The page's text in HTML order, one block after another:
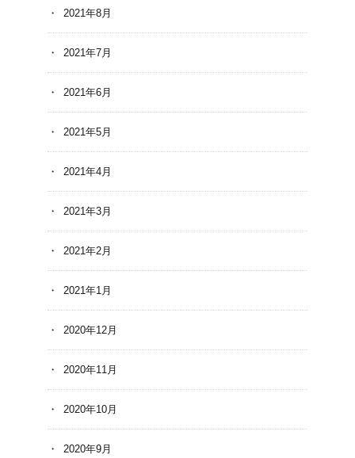
2021年8月
2021年7月
2021年6月
2021年5月
2021年4月
2021年3月
2021年2月
2021年1月
2020年12月
2020年11月
2020年10月
2020年9月